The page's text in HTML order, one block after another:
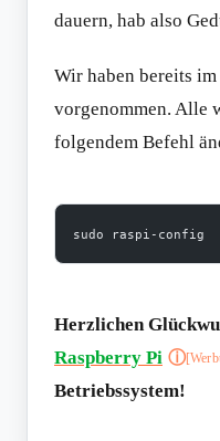
dauern, hab also
Wir haben bereits
vorgenommen. Alle
folgendem Befehl
sudo raspi-config
Herzlichen
Raspberry Pi ⓘ
Betriebssystem!